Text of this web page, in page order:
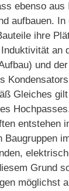
ebenso aus
aufbauen. In
ihre
an
und
Gleiches
entstehen
Baugruppen
Grund
möglichst